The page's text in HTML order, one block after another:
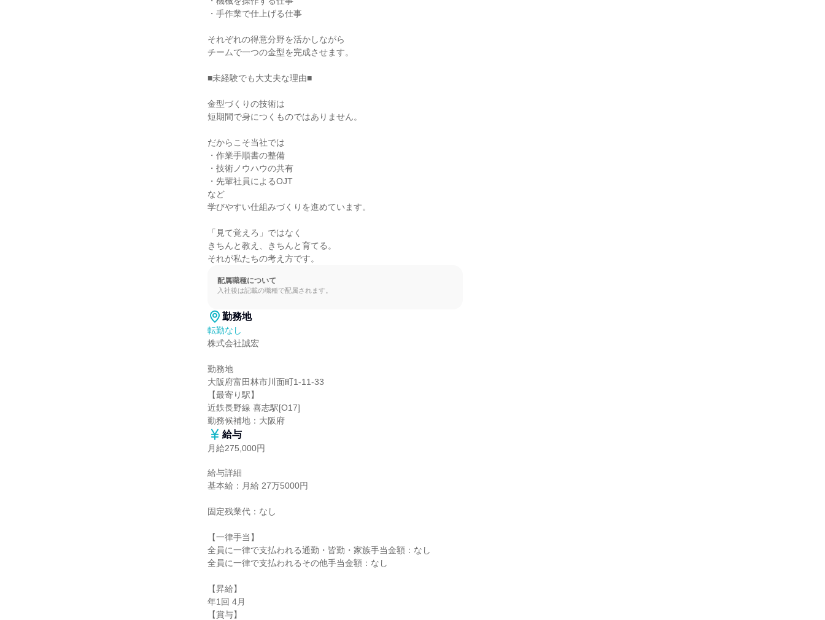
・手作業で仕上げる仕事
それぞれの得意分野を活かしながら
チームで一つの金型を完成させます。
■未経験でも大丈夫な理由■
金型づくりの技術は
短期間で身につくものではありません。
だからこそ当社では
・作業手順書の整備
・技術ノウハウの共有
・先輩社員によるOJT
など
学びやすい仕組みづくりを進めています。
「見て覚えろ」ではなく
きちんと教え、きちんと育てる。
それが私たちの考え方です。
配属職種について
入社後は記載の職種で配属されます。
勤務地
転勤なし
株式会社誠宏
勤務地
大阪府富田林市川面町1-11-33
【最寄り駅】
近鉄長野線 喜志駅[O17]
勤務候補地：大阪府
給与
月給275,000円
給与詳細
基本給：月給 27万5000円
固定残業代：なし
【一律手当】
全員に一律で支払われる通勤・皆勤・家族手当金額：なし
全員に一律で支払われるその他手当金額：なし
【昇給】
年1回 4月
【賞与】